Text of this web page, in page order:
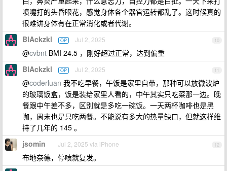
喷嚏打的头昏眼花，感觉身体各个器官运转都乱了。这时候真的
很难讲身体有在正常消化或者代谢。
10
BlAckzkl OP Jul 2, 2025
@cvbnt BMI 24.5 ，刚好超过正常，达到偏重
11
BlAckzkl OP Jul 2, 2025
@coderluan 我不吃早餐，午饭是家里自带，那种可以放微波炉
的玻璃饭盒，饭是装给家里人看的，中午其实只吃菜那一边。晚
餐跟中午差不多，区别就是多吃一碗饭。一天两杯咖啡也是黑
咖，周末也是只吃两餐。不能说有多大的热量缺口，但就这样维
持了几年的 145 。
12
jsomin Jul 2, 2025 via iPhone
布地奈德，停喷就复发。